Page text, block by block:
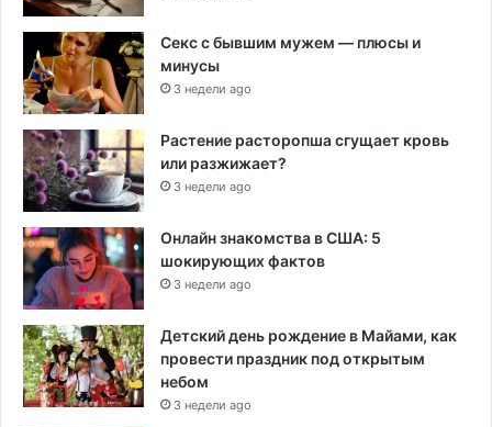
Секс с бывшим мужем — плюсы и
минусы
3 недели ago
Растение расторопша сгущает кровь
или разжижает?
3 недели ago
Онлайн знакомства в США: 5
шокирующих фактов
3 недели ago
Детский день рождение в Майами, как
провести праздник под открытым
небом
3 недели ago